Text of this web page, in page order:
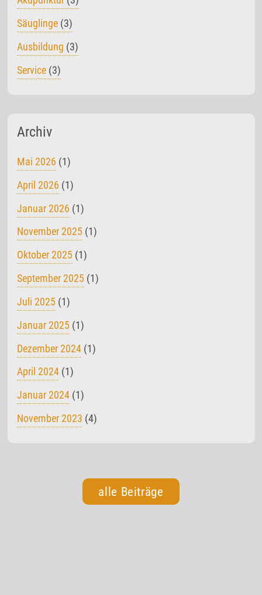
Säuglinge (3)
Ausbildung (3)
Service (3)
Archiv
Mai 2026 (1)
April 2026 (1)
Januar 2026 (1)
November 2025 (1)
Oktober 2025 (1)
September 2025 (1)
Juli 2025 (1)
Januar 2025 (1)
Dezember 2024(1)
April 2024(1)
Januar 2024(1)
November 2023 (4)
alle Beiträge